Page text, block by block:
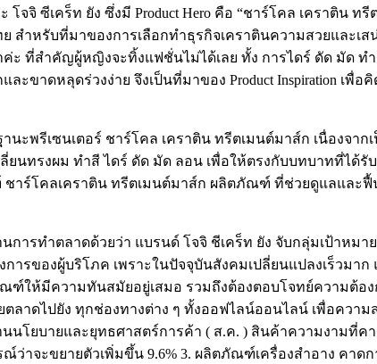
จจิ ซีเคร็ท ยัง ซึ่งมี Product Hero คือ “ชาร์โคล เคราติน
สำหรับที่มาของการเลือกทำธุรกิจเคราตินความสวยและ
ที่สำคัญผู้หญิงจะทิ้งแฟชั่นไม่ได้เลย ทั้ง การไดร์ ดัด มัด ท
ะขาดหลุดร่วงง่าย จึงเป็นที่มาของ Product Inspiration เ
นะพรีเซนเตอร์ ชาร์โคล เคราติน ทรีตเมนต์มาส์ก เนื่องจ
นทรงผม ทำสี ไดร์ ดัด มัด ลอน เพื่อให้ตรงกับบทบาทที่ได้
ชาร์โคลเคราติน ทรีตเมนต์มาส์ก ผลิตภัณฑ์ ที่ช่วยดูแลแล
รทำตลาดด้วยว่า แบรนด์ โจจิ ชีเคร็ท ยัง จับกลุ่มเป้าหม
ของผู้บริโภค เพราะในปัจจุบันสังคมเปลี่ยนแปลงเร็วมา
ให้มีความทันสมัยอยู่เสมอ รวมถึงต้องตอบโจทย์ความต้อ
ลาดไปยัง ทุกช่องทางต่าง ๆ ทั้งออฟไลน์ออนไลน์ เพื่อควา
นโยบายและยุทธศาสตร์การค้า ( ส.ค. ) สินค้าความงามที่
ว่าจะขยายตัวเพิ่มขึ้น 9.6% 3. ผลิตภัณฑ์เครื่องสำอาง คา